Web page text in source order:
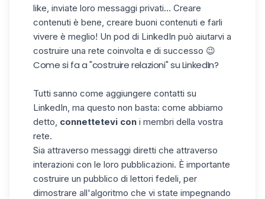
like, inviate loro messaggi privati... Creare
contenuti è bene, creare buoni contenuti e farli
vivere è meglio! Un pod di LinkedIn può aiutarvi a
costruire una rete coinvolta e di successo 😉
Come si fa a "costruire relazioni" su LinkedIn?
Tutti sanno come aggiungere contatti su
LinkedIn, ma questo non basta: come abbiamo
detto, connettetevi con i membri della vostra
rete.
Sia attraverso messaggi diretti che attraverso
interazioni con le loro pubblicazioni. È importante
costruire un pubblico di lettori fedeli, per
dimostrare all'algoritmo che vi state impegnando